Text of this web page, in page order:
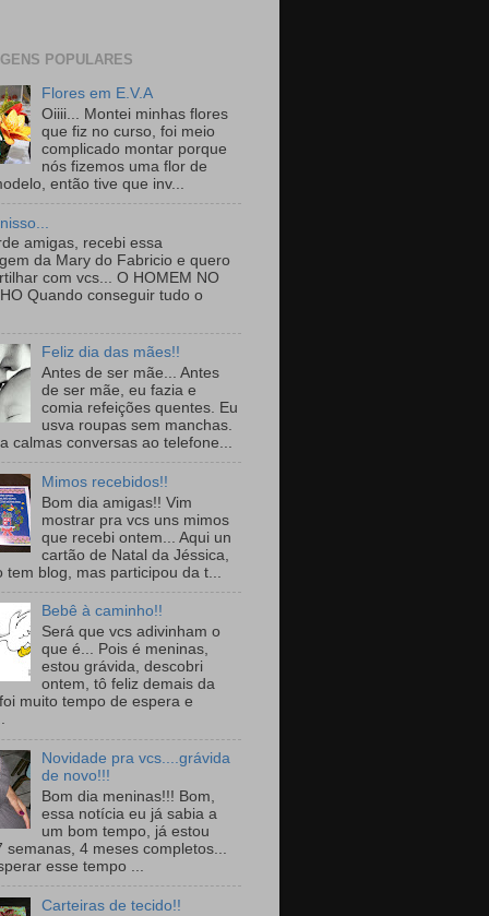
POPULARES
Flores em E.V.A
Oiiii... Montei minhas flores
que fiz no curso, foi meio
complicado montar porque
nós fizemos uma flor de
então tive que inv...
amigas, recebi essa
da Mary do Fabricio e quero
com vcs... O HOMEM NO
Quando conseguir tudo o
Feliz dia das mães!!
Antes de ser mãe... Antes
de ser mãe, eu fazia e
comia refeições quentes. Eu
usva roupas sem manchas.
calmas conversas ao telefone...
Mimos recebidos!!
Bom dia amigas!! Vim
mostrar pra vcs uns mimos
que recebi ontem... Aqui un
cartão de Natal da Jéssica,
tem blog, mas participou da t...
Bebê à caminho!!
Será que vcs adivinham o
que é... Pois é meninas,
estou grávida, descobri
ontem, tô feliz demais da
muito tempo de espera e
Novidade pra vcs....grávida
de novo!!!
Bom dia meninas!!! Bom,
essa notícia eu já sabia a
um bom tempo, já estou
semanas, 4 meses completos...
esse tempo ...
Carteiras de tecido!!